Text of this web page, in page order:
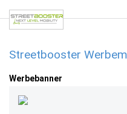
Streetbooster
Werbebanner